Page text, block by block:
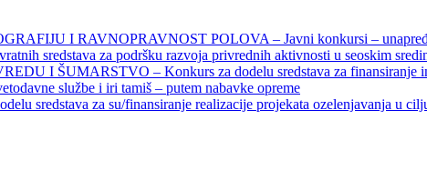
I RAVNOPRAVNOST POLOVA – Javni konkursi –
sredstava za podršku razvoja privrednih aktivnosti u seoskim
I ŠUMARSTVO – Konkurs za dodelu sredstava za finansiranje
službe i iri tamiš ‒ putem nabavke opreme
za su/finansiranje realizacije projekata ozelenjavanja u